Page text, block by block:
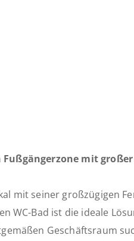
Fußgängerzone mit
mit seiner großzügigen
WC-Bad ist die ideale
Geschäftsraum